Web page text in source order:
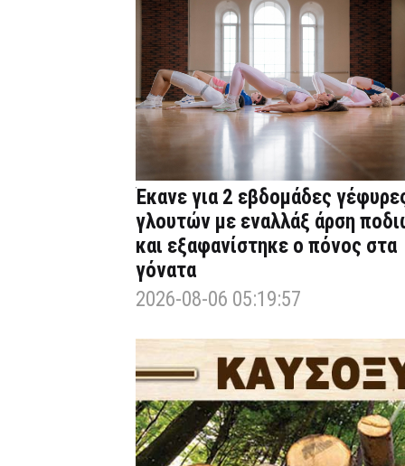
Έκανε για 2 εβδομάδες
γλουτών με εναλλάξ άρση
και εξαφανίστηκε ο πόνος στα
γόνατα
2026-08-06 05:19:57